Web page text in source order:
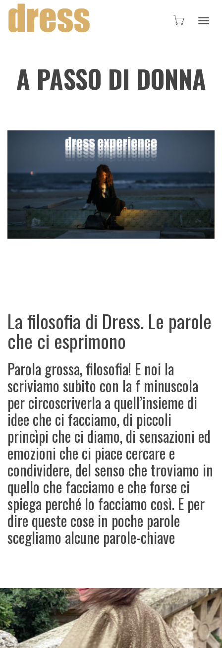
A PASSO DI DONNA
La filosofia di Dress. Le parole
che ci esprimono
Parola grossa, filosofia! E noi la
scriviamo subito con la f minuscola
per circoscriverla a quell’insieme di
idee che ci facciamo, di piccoli
princìpi che ci diamo, di sensazioni ed
emozioni che ci piace cercare e
condividere, del senso che troviamo in
quello che facciamo e che forse ci
spiega perché lo facciamo così. E per
dire queste cose in poche parole
scegliamo alcune parole-chiave